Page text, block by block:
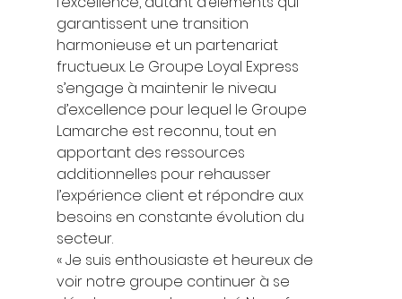
garantissent une transition
harmonieuse et un partenariat
fructueux. Le Groupe Loyal Express
s’engage à maintenir le niveau
d’excellence pour lequel le Groupe
Lamarche est reconnu, tout en
apportant des ressources
additionnelles pour rehausser
l’expérience client et répondre aux
besoins en constante évolution du
secteur.
« Je suis enthousiaste et heureux de
voir notre groupe continuer à se